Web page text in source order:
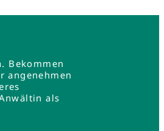
Bekommen
angenehmen
als